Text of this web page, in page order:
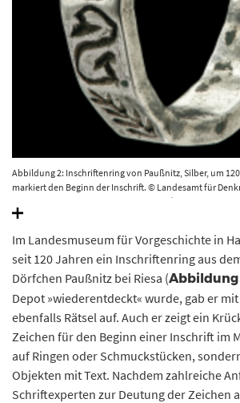
Abbildung 2: Inschriftenring von Paußnitz, Silber, um
markiert den Beginn der Inschrift. © Landesamt für
Archäologie Sachsen-Anhalt, Juraj Lipták.
Im Landesmuseum für Vorgeschichte in
seit 120 Jahren ein Inschriftenring aus
Dörfchen Paußnitz bei Riesa (Abbildung
Depot »wiederentdeckt« wurde, gab er
ebenfalls Rätsel auf. Auch er zeigt ein
Zeichen für den Beginn einer Inschrift im
auf Ringen oder Schmuckstücken,
Objekten mit Text. Nachdem zahlreiche
Schriftexperten zur Deutung der Zeichen